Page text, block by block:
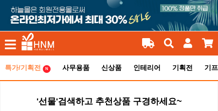
특가/기획전 N 사무용품 신상품 인테리어 기획전 기
'선물'검색하고 추천상품 구경하세요~